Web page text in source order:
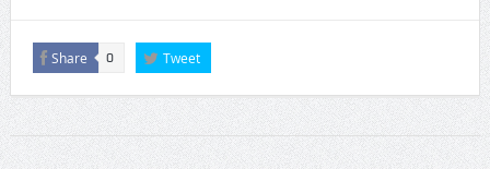
Share 0 Tweet